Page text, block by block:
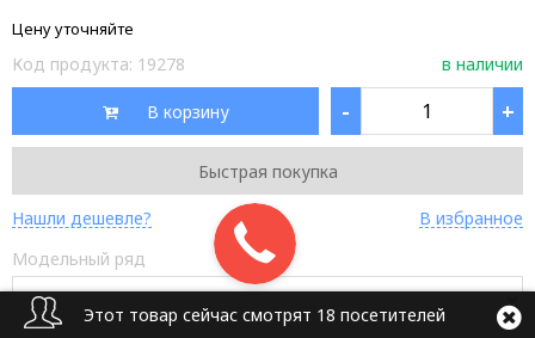
Цену уточняйте
Код продукта: 19278 в наличии
В корзину - +
Быстрая покупка
Нашли дешевле?
В избранное
Модельный ряд
Этот товар сейчас смотрят 18 посетителей